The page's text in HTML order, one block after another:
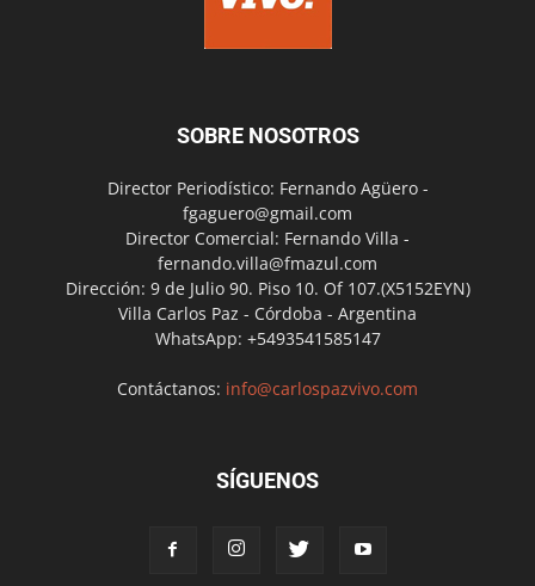
SOBRE NOSOTROS
Director Periodístico: Fernando Agüero -
fgaguero@gmail.com
Director Comercial: Fernando Villa -
fernando.villa@fmazul.com
Dirección: 9 de Julio 90. Piso 10. Of 107.(X5152EYN)
Villa Carlos Paz - Córdoba - Argentina
WhatsApp: +5493541585147
Contáctanos: info@carlospazvivo.com
SÍGUENOS